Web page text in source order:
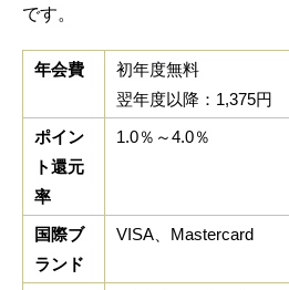
です。
年会費
初年度無料
翌年度以降：1,375円
ポイン
ト還元
率
1.0％～4.0％
国際ブ
ランド
VISA、Mastercard